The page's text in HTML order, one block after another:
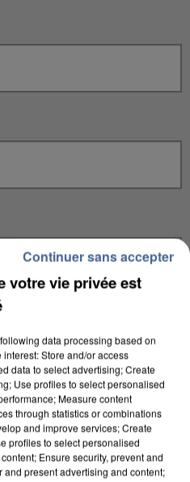
votre vie privée est
data processing based on
Store and/or access
data to select advertising; Create
Use profiles to select personalised
Measure content
through statistics or combinations
and improve services; Create
profiles to select personalised
Ensure security, prevent and
present advertising and content;
Continuer sans accepter